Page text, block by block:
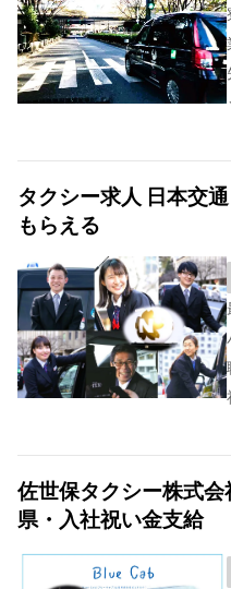
タクシー求人 日本交
もらえる
佐世保タクシー株式
県・入社祝い金支給